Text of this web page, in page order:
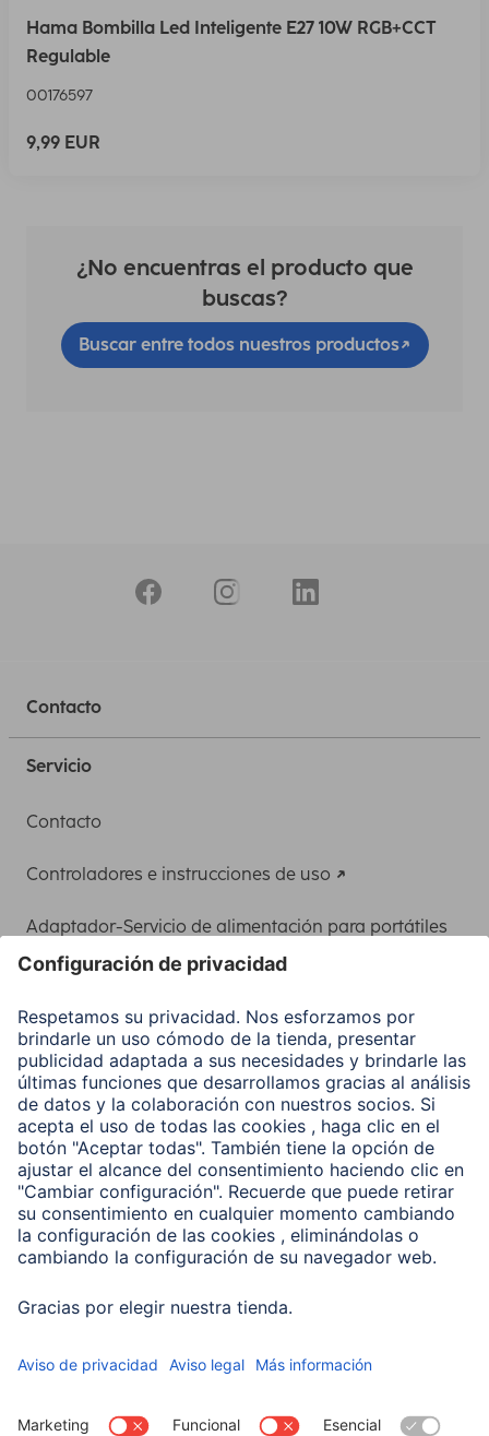
Hama Bombilla Led Inteligente E27 10W RGB+CCT
Regulable
00176597
9,99 EUR
¿No encuentras el producto que
buscas?
Buscar entre todos nuestros productos
Contacto
Servicio
Contacto
Controladores e instrucciones de uso
Adaptador-Servicio de alimentación para portátiles
Clientes online
Conviértete en distribuidor
Compañía
Historia de la empresa
Hama en todo el Mundo
Sostenibilidad
Business-Portal